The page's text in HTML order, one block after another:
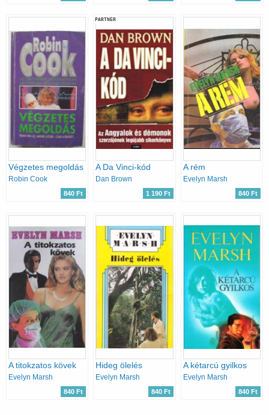
Végzetes megoldás
Robin Cook
840 Ft
PARTNER
A Da Vinci-kód
Dan Brown
1 190 Ft
A rém
Evelyn Marsh
840 Ft
A titokzatos kövek
Evelyn Marsh
840 Ft
Hideg ölelés
Evelyn Marsh
840 Ft
A kétarcú gyilkos
Evelyn Marsh
840 Ft